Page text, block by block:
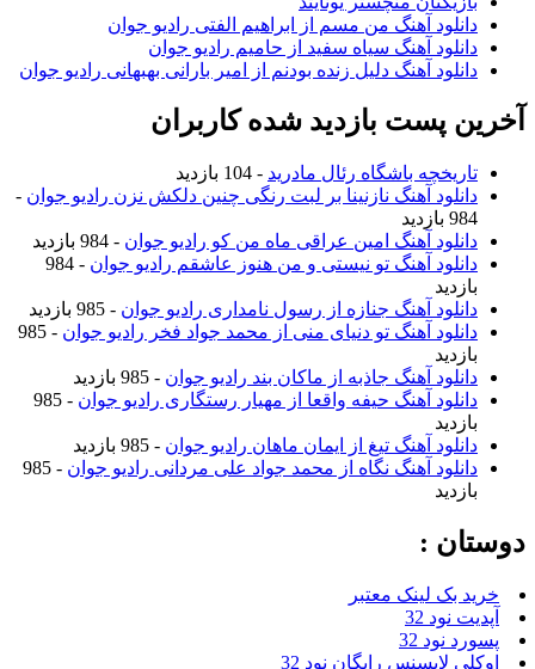
دانلود آهنگ من مسم از ابراهیم الفتی رادیو جوان
دانلود آهنگ سیاه سفید از حامیم رادیو جوان
دانلود آهنگ دلیل زنده بودنم از امیر بارانی بهبهانی رادیو جوان
پست بازدید شده کاربران
تاریخچه باشگاه رئال مادرید- 104 بازدید
دانلود آهنگ نازنینا بر لبت رنگی چنین دلکش نزن رادیو جوان-
984 بازدید
دانلود آهنگ امین عراقی ماه من کو رادیو جوان- 984 بازدید
دانلود آهنگ تو نیستی و من هنوز عاشقم رادیو جوان
- 984
بازدید
دانلود آهنگ جنازه از رسول نامداری رادیو جوان- 985 بازدید
دانلود آهنگ تو دنیای منی از محمد جواد فخر رادیو جوان
- 985
بازدید
دانلود آهنگ جاذبه از ماکان بند رادیو جوان- 985 بازدید
دانلود آهنگ حیفه واقعا از مهیار رستگاری رادیو جوان
- 985
بازدید
دانلود آهنگ تیغ از ایمان ماهان رادیو جوان- 985 بازدید
دانلود آهنگ نگاه از محمد جواد علی مردانی رادیو جوان
- 985
بازدید
:
خرید بک لینک معتبر
آپدیت نود 32
پسورد نود 32
اوکلی لایسنس رایگان نود 32